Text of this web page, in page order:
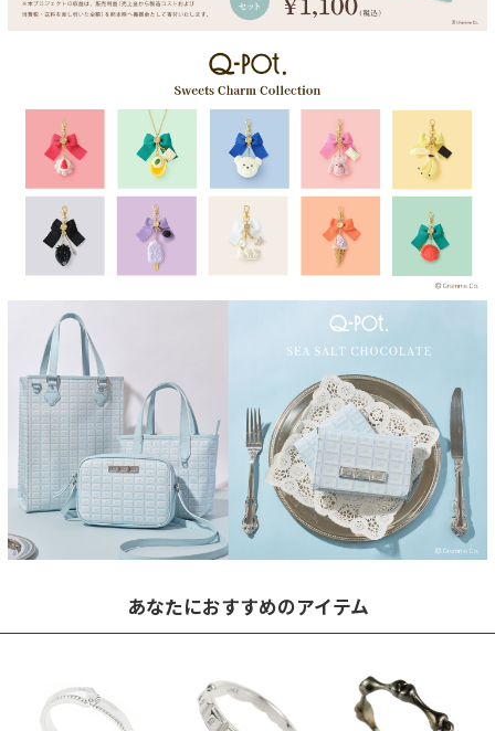
あなたにおすすめのアイテム